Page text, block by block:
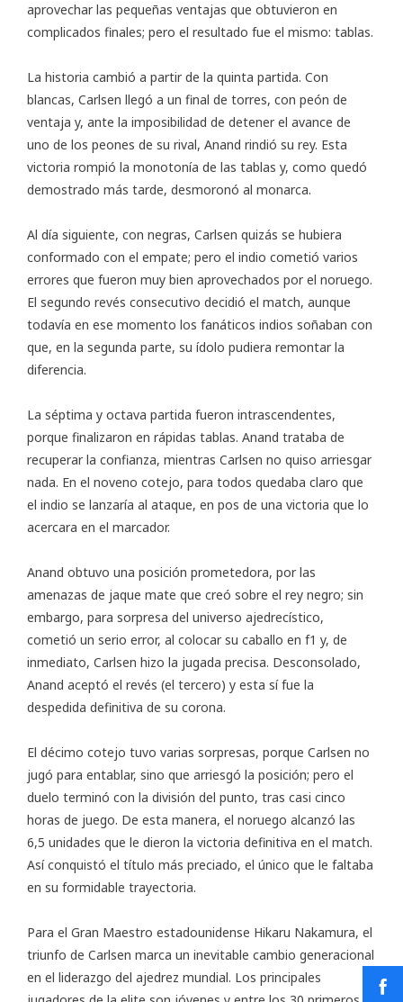
aprovechar las pequeñas ventajas que obtuvieron en
complicados finales; pero el resultado fue el mismo: tablas.
La historia cambió a partir de la quinta partida. Con
blancas, Carlsen llegó a un final de torres, con peón de
ventaja y, ante la imposibilidad de detener el avance de
uno de los peones de su rival, Anand rindió su rey. Esta
victoria rompió la monotonía de las tablas y, como quedó
demostrado más tarde, desmoronó al monarca.
Al día siguiente, con negras, Carlsen quizás se hubiera
conformado con el empate; pero el indio cometió varios
errores que fueron muy bien aprovechados por el noruego.
El segundo revés consecutivo decidió el match, aunque
todavía en ese momento los fanáticos indios soñaban con
que, en la segunda parte, su ídolo pudiera remontar la
diferencia.
La séptima y octava partida fueron intrascendentes,
porque finalizaron en rápidas tablas. Anand trataba de
recuperar la confianza, mientras Carlsen no quiso arriesgar
nada. En el noveno cotejo, para todos quedaba claro que
el indio se lanzaría al ataque, en pos de una victoria que lo
acercara en el marcador.
Anand obtuvo una posición prometedora, por las
amenazas de jaque mate que creó sobre el rey negro; sin
embargo, para sorpresa del universo ajedrecístico,
cometió un serio error, al colocar su caballo en f1 y, de
inmediato, Carlsen hizo la jugada precisa. Desconsolado,
Anand aceptó el revés (el tercero) y esta sí fue la
despedida definitiva de su corona.
El décimo cotejo tuvo varias sorpresas, porque Carlsen no
jugó para entablar, sino que arriesgó la posición; pero el
duelo terminó con la división del punto, tras casi cinco
horas de juego. De esta manera, el noruego alcanzó las
6,5 unidades que le dieron la victoria definitiva en el match.
Así conquistó el título más preciado, el único que le faltaba
en su formidable trayectoria.
Para el Gran Maestro estadounidense Hikaru Nakamura, el
triunfo de Carlsen marca un inevitable cambio generacional
en el liderazgo del ajedrez mundial. Los principales